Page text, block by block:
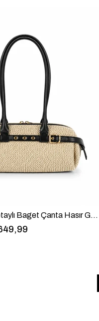
Mery Kemer Detaylı Baget Çanta Hasır Görünümlü Suni Deri Siyah